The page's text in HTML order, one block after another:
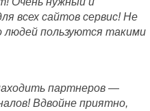
всех сайтов сервис! Не
людей пользуются такими
партнеров —
Вдвойне приятно,